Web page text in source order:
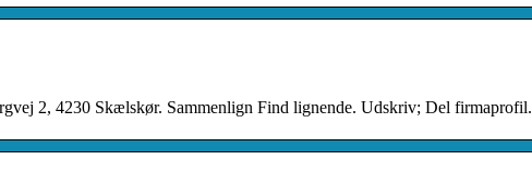
2, 4230 Skælskør. Sammenlign Find lignende. Udskriv; Del firmaprofil.